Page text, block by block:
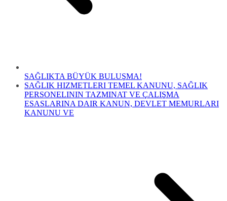
SAĞLIKTA BÜYÜK BULUŞMA!
SAĞLIK HIZMETLERI TEMEL KANUNU, SAĞLIK
PERSONELININ TAZMINAT VE ÇALIŞMA
ESASLARINA DAIR KANUN, DEVLET MEMURLARI
KANUNU VE